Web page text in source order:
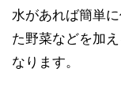
水があれば簡単
た野菜などを加
なります。